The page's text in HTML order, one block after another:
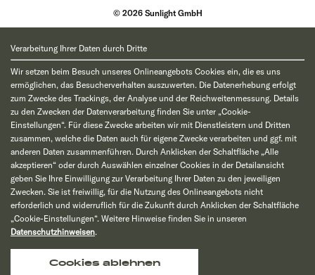
© 2026 Sunlight GmbH
Verarbeitung Ihrer Daten durch Dritte
Wir setzen beim Besuch unseres Onlineangebots Cookies ein, die es uns
ermöglichen, das Besucherverhalten auszuwerten. Die Datenerhebung erfolgt
zum Zwecke des Trackings, der Analyse und der Reichweitenmessung. Details
zu den Zwecken der Datenverarbeitung finden Sie unter „Cookie-
Einstellungen“. Für diese Zwecke arbeiten wir mit Dienstleistern und Dritten
zusammen, welche die Daten auch für eigene Zwecke verarbeiten und ggf. mit
anderen Daten zusammenführen. Durch Anklicken der Schaltfläche „Alle
akzeptieren“ oder durch Auswählen einzelner Cookies in der Detailansicht
geben Sie Ihre Einwilligung zur Verarbeitung Ihrer Daten zu den jeweiligen
Zwecken. Sie ist freiwillig, für die Nutzung des Onlineangebots nicht
erforderlich und widerruflich für die Zukunft durch Anklicken der Schaltfläche
„Cookie-Einstellungen“. Weitere Hinweise finden Sie in unseren
Datenschutzhinweisen.
Cookies ablehnen